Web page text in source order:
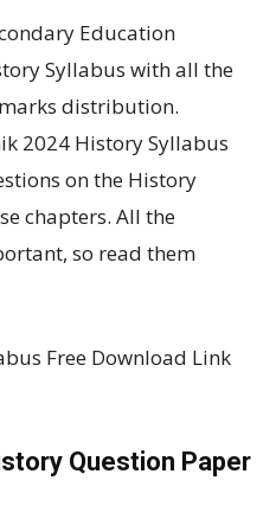
Education
Syllabus with all the
distribution.
2024 History Syllabus
on the History
chapters. All the
so read them
Free Download Link
Question Paper